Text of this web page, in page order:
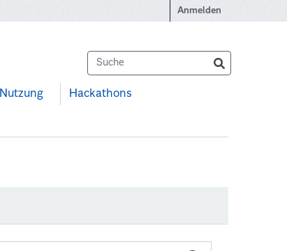
Anmelden
Nutzung Hackathons